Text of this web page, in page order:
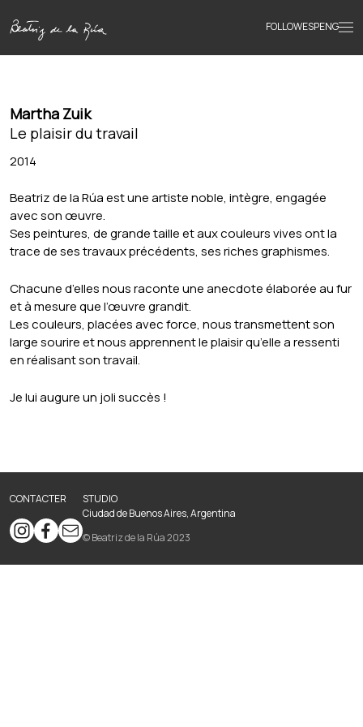
FOLLOWESPENG
Textes
Biographie
Livres
Actualités
Martha Zuik
Le plaisir du travail
2014
Beatriz de la Rúa est une artiste noble, intègre, engagée
avec son œuvre.
Ses peintures, de grande taille et aux couleurs vives ont la
trace de ses travaux précédents, ses riches graphismes.
Chacune d’elles nous raconte une anecdote élaborée au fur
et à mesure que l’œuvre grandit.
Les couleurs, placées avec force, nous transmettent son
large sourire et nous apprennent le plaisir qu’elle a ressenti
en réalisant son travail.
Je lui augure un joli succès !
CONTACTER
STUDIO
Ciudad de Buenos Aires, Argentina
© Beatriz de la Rúa 2023